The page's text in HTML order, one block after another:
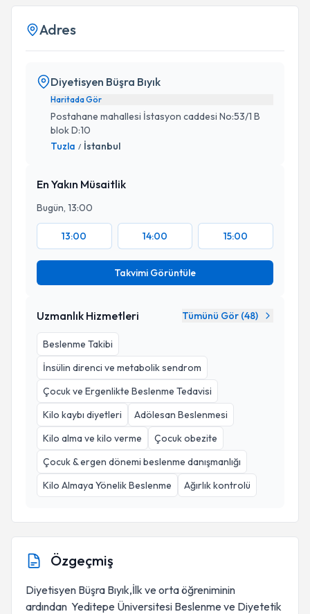
Adres
Diyetisyen Büşra Bıyık
Haritada Gör
Postahane mahallesi İstasyon caddesi No:53/1 B
blok D:10
Tuzla / İstanbul
En Yakın Müsaitlik
Bugün, 13:00
13:00 14:00 15:00
Takvimi Görüntüle
Uzmanlık Hizmetleri Tümünü Gör (48)
Beslenme Takibi
İnsülin direnci ve metabolik sendrom
Çocuk ve Ergenlikte Beslenme Tedavisi
Kilo kaybı diyetleri
Adölesan Beslenmesi
Kilo alma ve kilo verme
Çocuk obezite
Çocuk & ergen dönemi beslenme danışmanlığı
Kilo Almaya Yönelik Beslenme
Ağırlık kontrolü
Özgeçmiş
Diyetisyen Büşra Bıyık,İlk ve orta öğreniminin
ardından Yeditepe Üniversitesi Beslenme ve Diyetetik